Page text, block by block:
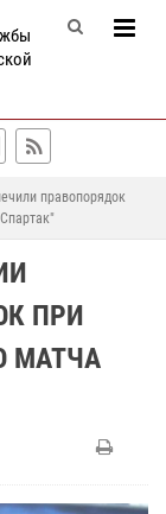
правопорядок
ПРИ
МАТЧА